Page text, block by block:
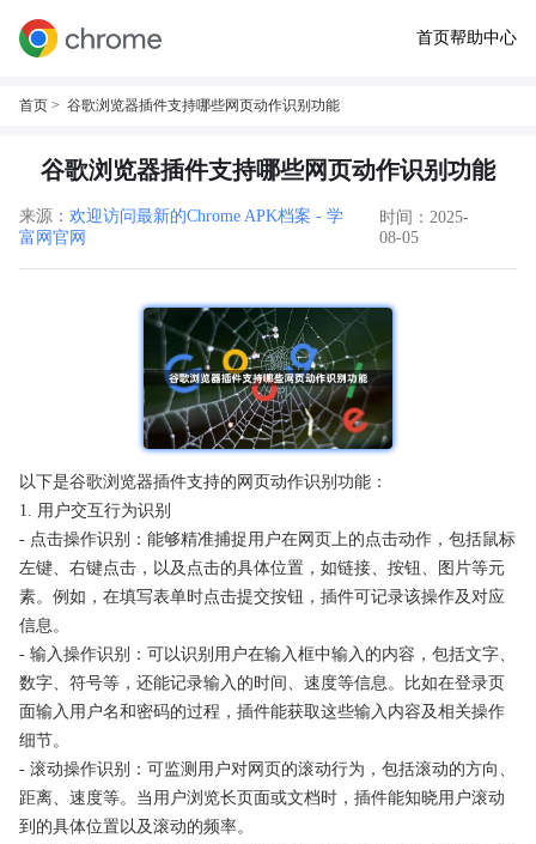
首页帮助中心
首页 > 谷歌浏览器插件支持哪些网页动作识别功能
谷歌浏览器插件支持哪些网页动作识别功能
来源： 欢迎访问最新的Chrome APK档案 - 学
富网官网
时间：2025-
08-05
以下是谷歌浏览器插件支持的网页动作识别功能：
1. 用户交互行为识别
- 点击操作识别：能够精准捕捉用户在网页上的点击动作，包括鼠标
左键、右键点击，以及点击的具体位置，如链接、按钮、图片等元
素。例如，在填写表单时点击提交按钮，插件可记录该操作及对应
信息。
- 输入操作识别：可以识别用户在输入框中输入的内容，包括文字、
数字、符号等，还能记录输入的时间、速度等信息。比如在登录页
面输入用户名和密码的过程，插件能获取这些输入内容及相关操作
细节。
- 滚动操作识别：可监测用户对网页的滚动行为，包括滚动的方向、
距离、速度等。当用户浏览长页面或文档时，插件能知晓用户滚动
到的具体位置以及滚动的频率。